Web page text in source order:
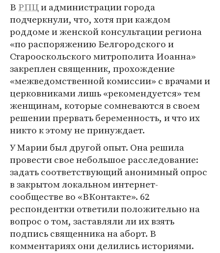
В РПЦи администрации города
подчеркнули, что, хотя при каждом
роддоме и женской консультации региона
«по распоряжению Белгородского и
Старооскольского митрополита Иоанна»
закреплен священник, прохождение
«межведомственной комиссии» с врачами и
церковниками лишь «рекомендуется» тем
женщинам, которые сомневаются в своем
решении прервать беременность, и что их
никто к этому не принуждает.
У Марии был другой опыт. Она решила
провести свое небольшое расследование:
задать соответствующий анонимный опрос
в закрытом локальном интернет-
сообществе во «ВКонтакте». 62
респондентки ответили положительно на
вопрос о том, заставляли ли их взять
подпись священника на аборт. В
комментариях они делились историями.